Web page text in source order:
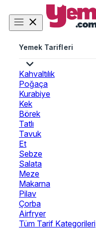
Yemek Tarifleri
Kahvaltılık
Poğaça
Kurabiye
Kek
Börek
Tatlı
Tavuk
Et
Sebze
Salata
Meze
Makarna
Pilav
Çorba
Airfryer
Tüm Tarif Kategorileri